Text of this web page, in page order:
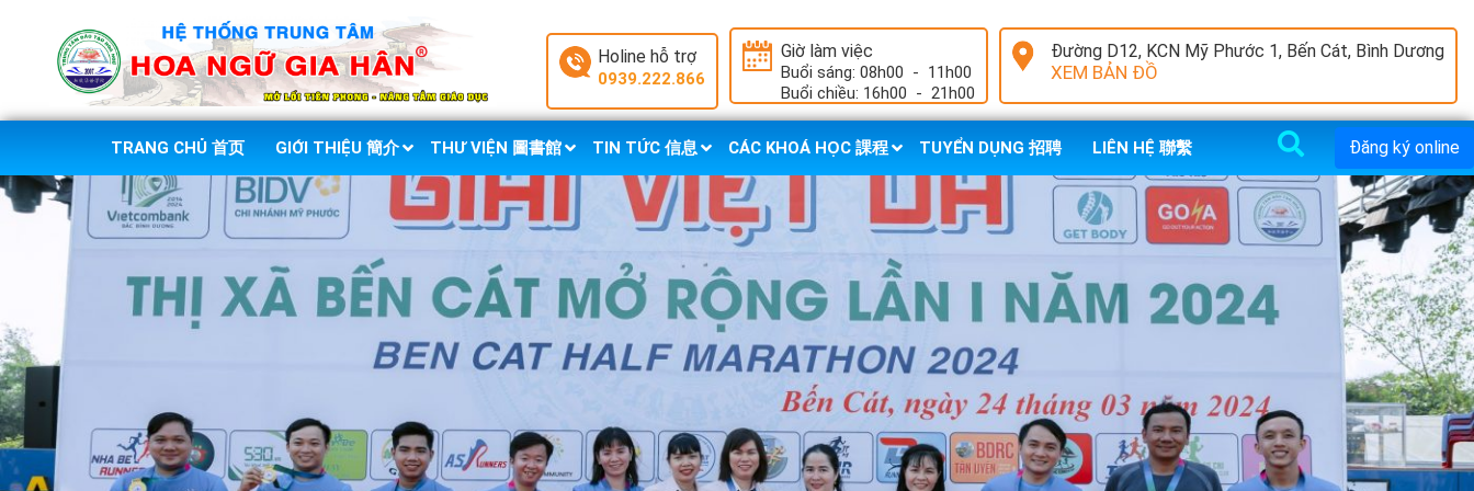
Holine hỗ trợ
0939.222.866
Giờ làm việc
Buổi sáng: 08h00 - 11h00
Buổi chiều: 16h00 - 21h00
Đường D12, KCN Mỹ Phước 1, Bến Cát, Bình Dương
XEM BẢN ĐỒ
TRANG CHỦ 首页 GIỚI THIỆU 簡介 THƯ VIỆN 圖書館 TIN TỨC 信息 CÁC KHOÁ HỌC 課程 TUYỂN DỤNG 招聘 LIÊN HỆ 聯繫 Đăng ký online